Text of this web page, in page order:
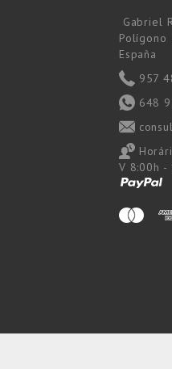
Gabriel
Polígono
España
957
648
V 8:00h -